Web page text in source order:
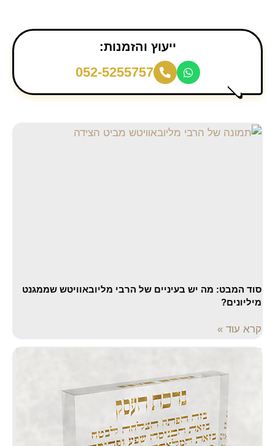
ייעוץ והזמנות:
052-5255757
סוד המבט: מה יש בעיניים של הרבי מליובאוויטש שממגנט
מיליונים?
קרא עוד »